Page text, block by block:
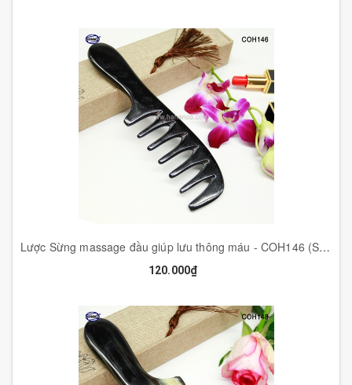
Lược Sừng massage đầu giúp lưu thông máu - COH146 (Size: XL - 20cm) - Răng thưa HAHANCO -Chăm sóc sức khỏe
120.000₫